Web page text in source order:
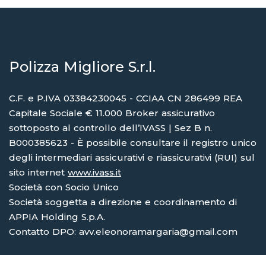
Polizza Migliore S.r.l.
C.F. e P.IVA 03384230045 - CCIAA CN 286499 REA
Capitale Sociale € 11.000 Broker assicurativo
sottoposto al controllo dell’IVASS | Sez B n.
B000385623 - È possibile consultare il registro unico
degli intermediari assicurativi e riassicurativi (RUI) sul
sito internet www.ivass.it
Società con Socio Unico
Società soggetta a direzione e coordinamento di
APPIA Holding S.p.A.
Contatto DPO: avv.eleonoramargaria@gmail.com